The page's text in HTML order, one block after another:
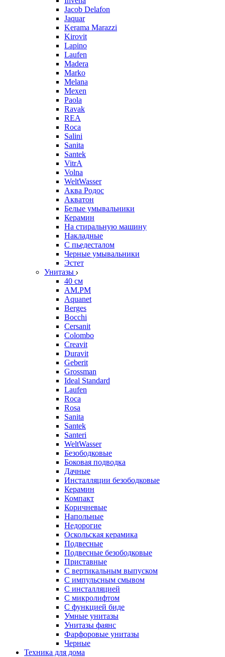
Jacob Delafon
Jaquar
Kerama Marazzi
Kirovit
Lapino
Laufen
Madera
Marko
Melana
Mexen
Paola
Ravak
REA
Roca
Salini
Sanita
Santek
VitrA
Volna
WeltWasser
Аква Родос
Акватон
Белые умывальники
Керамин
На стиральную машину
Накладные
С пьедесталом
Черные умывальники
Эстет
Унитазы
40 см
AM.PM
Aquanet
Berges
Bocchi
Cersanit
Colombo
Creavit
Duravit
Geberit
Grossman
Ideal Standard
Laufen
Roca
Rosa
Sanita
Santek
Santeri
WeltWasser
Безободковые
Боковая подводка
Дачные
Инсталляции безободковые
Керамин
Компакт
Коричневые
Напольные
Недорогие
Оскольская керамика
Подвесные
Подвесные безободковые
Приставные
С вертикальным выпуском
С импульсным смывом
С инсталляцией
С микролифтом
С функцией биде
Умные унитазы
Унитазы фаянс
Фарфоровые унитазы
Черные
Техника для дома